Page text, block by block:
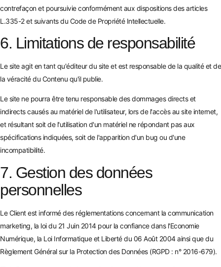
contrefaçon et poursuivie conformément aux dispositions des articles
L.335-2 et suivants du Code de Propriété Intellectuelle.
6. Limitations de responsabilité
Le site agit en tant qu'éditeur du site et est responsable de la qualité et de
la véracité du Contenu qu'il publie.
Le site ne pourra être tenu responsable des dommages directs et
indirects causés au matériel de l'utilisateur, lors de l'accès au site internet,
et résultant soit de l'utilisation d'un matériel ne répondant pas aux
spécifications indiquées, soit de l'apparition d'un bug ou d'une
incompatibilité.
7. Gestion des données
personnelles
Le Client est informé des réglementations concernant la communication
marketing, la loi du 21 Juin 2014 pour la confiance dans l'Economie
Numérique, la Loi Informatique et Liberté du 06 Août 2004 ainsi que du
Règlement Général sur la Protection des Données (RGPD : n° 2016-679).